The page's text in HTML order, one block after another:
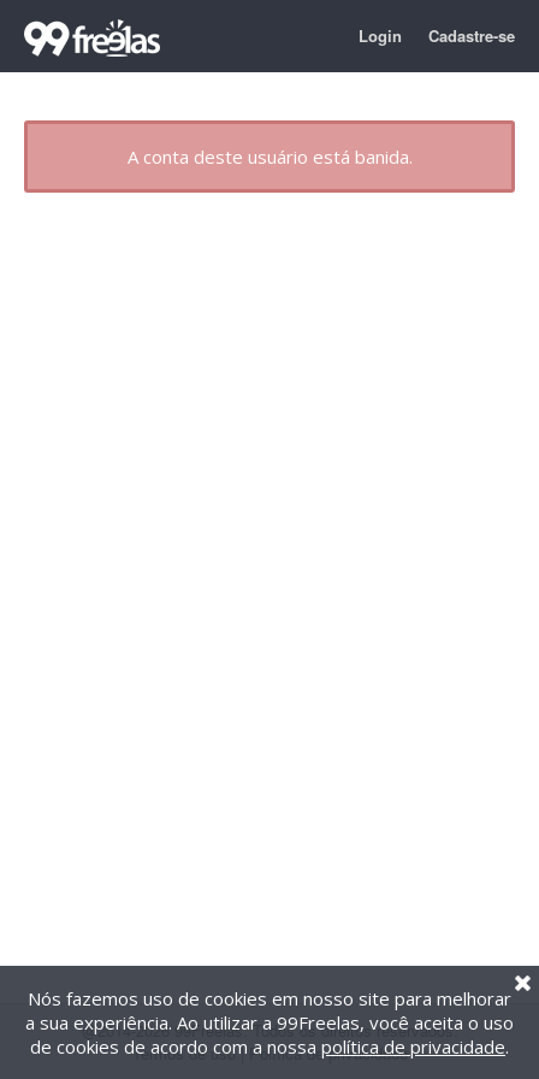
Login Cadastre-se
A conta deste usuário está banida.
@2014-2026 99Freelas. Todos os direitos reservados.
Termos de uso| Política de privacidade
Nós fazemos uso de cookies em nosso site para melhorar
a sua experiência. Ao utilizar a 99Freelas, você aceita o uso
de cookies de acordo com a nossa política de privacidade.